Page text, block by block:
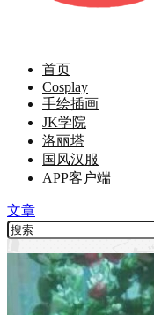
首页
Cosplay
手绘插画
JK学院
洛丽塔
国风汉服
APP客户端
文章